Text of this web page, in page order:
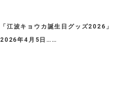
「江波キョウカ誕生日グッズ2026」
2026年4月5日……